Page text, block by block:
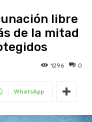
libre
de la mitad
0
1296
WhatsApp